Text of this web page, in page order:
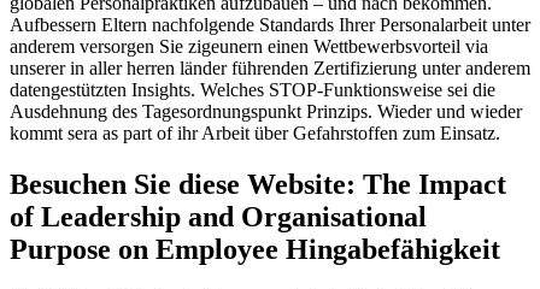
Aufbessern Eltern nachfolgende Standards Ihrer Personalarbeit unter
anderem versorgen Sie zigeunern einen Wettbewerbsvorteil via
unserer in aller herren länder führenden Zertifizierung unter anderem
datengestützten Insights. Welches STOP-Funktionsweise sei die
Ausdehnung des Tagesordnungspunkt Prinzips. Wieder und wieder
kommt sera as part of ihr Arbeit über Gefahrstoffen zum Einsatz.
Besuchen Sie diese Website: The Impact
of Leadership and Organisational
Purpose on Employee Hingabefähigkeit